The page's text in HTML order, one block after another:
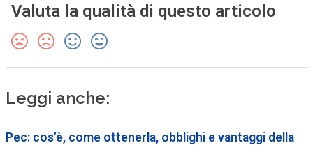
Valuta la qualità di questo articolo
Leggi anche:
Pec: cos’è, come ottenerla, obblighi e vantaggi della